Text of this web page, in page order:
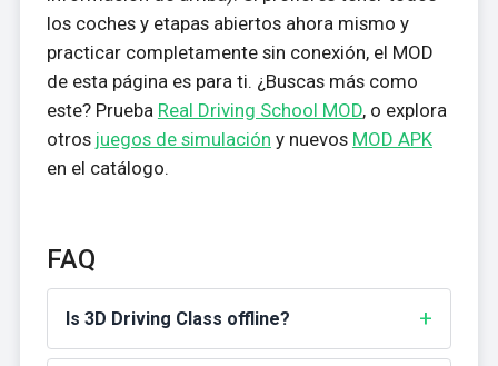
los coches y etapas abiertos ahora mismo y
practicar completamente sin conexión, el MOD
de esta página es para ti. ¿Buscas más como
este? Prueba Real Driving School MOD, o explora
otros juegos de simulación y nuevos MOD APK
en el catálogo.
FAQ
Is 3D Driving Class offline?